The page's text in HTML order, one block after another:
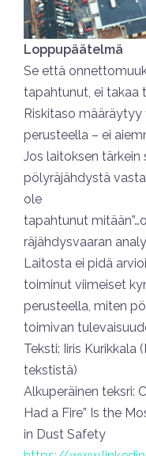
Loppupäätelmä
Se että
tapahtunut, ei takaa
Riskitaso
perusteella – ei
Jos laitoksen tärkein
pölyräjähdystä
ole
tapahtunut
räjähdysvaaran
Laitosta ei pidä
toiminut viimeiset
perusteella, miten
toimivan
Teksti: Iiris Kurikkala
tekstistä)
Alkuperäinen teksri:
Had a Fire” Is the
in Dust Safety